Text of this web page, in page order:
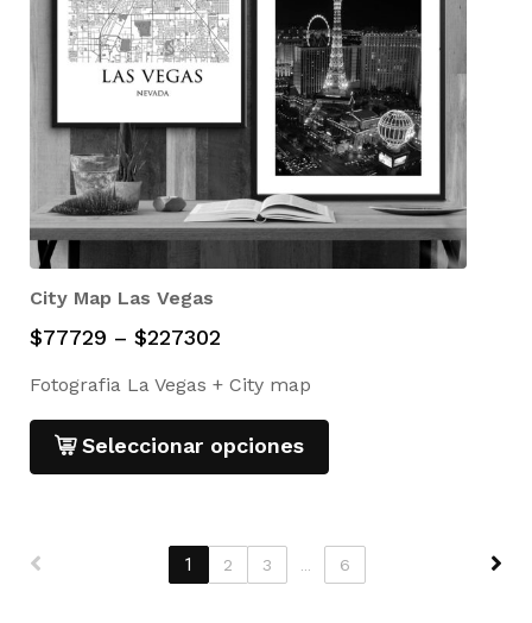
City Map Las Vegas
$77729 – $227302
Fotografia La Vegas + City map
Seleccionar opciones
1 2 3 6